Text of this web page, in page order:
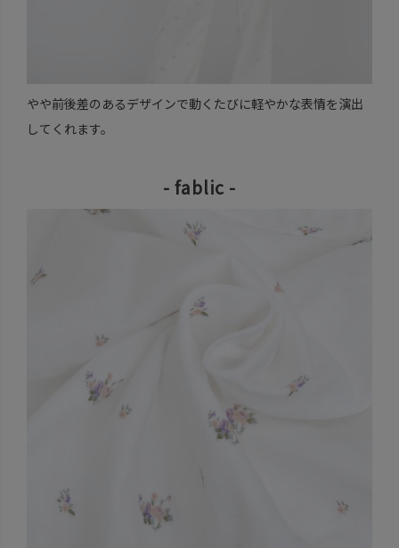
やや前後差のあるデザインで動くたびに軽やかな表情を演出
してくれます。
- fablic -